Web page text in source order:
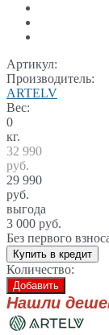
Артикул:
Производитель:
ARTELV
Вес:
0
кг.
32 990
руб.
29 990
руб.
выгода
3 000 руб.
Без первого
Купить в кредит
Количество:
Добавить
Нашли